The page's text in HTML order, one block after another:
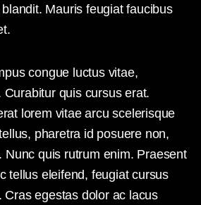
Mauris feugiat faucibus
congue luctus vitae,
quis cursus erat.
lorem vitae arcu scelerisque
pharetra id posuere non,
Nunc quis rutrum enim. Praesent
tellus eleifend, feugiat cursus
Cras egestas dolor ac lacus